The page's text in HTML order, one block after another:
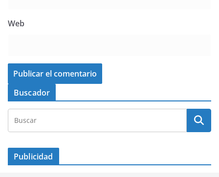
Web
Buscador
Publicidad